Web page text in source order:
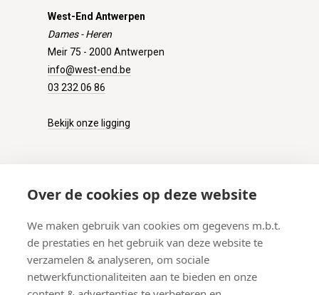
Over de cookies op deze website
We maken gebruik van cookies om gegevens m.b.t.
de prestaties en het gebruik van deze website te
verzamelen & analyseren, om sociale
netwerkfunctionaliteiten aan te bieden en onze
West-End Antwerpen
Dames - Heren
Meir 75 - 2000 Antwerpen
info@west-end.be
03 232 06 86
Bekijk onze ligging
Verzenden
Retourneren
Betalen
Veelgestelde vragen